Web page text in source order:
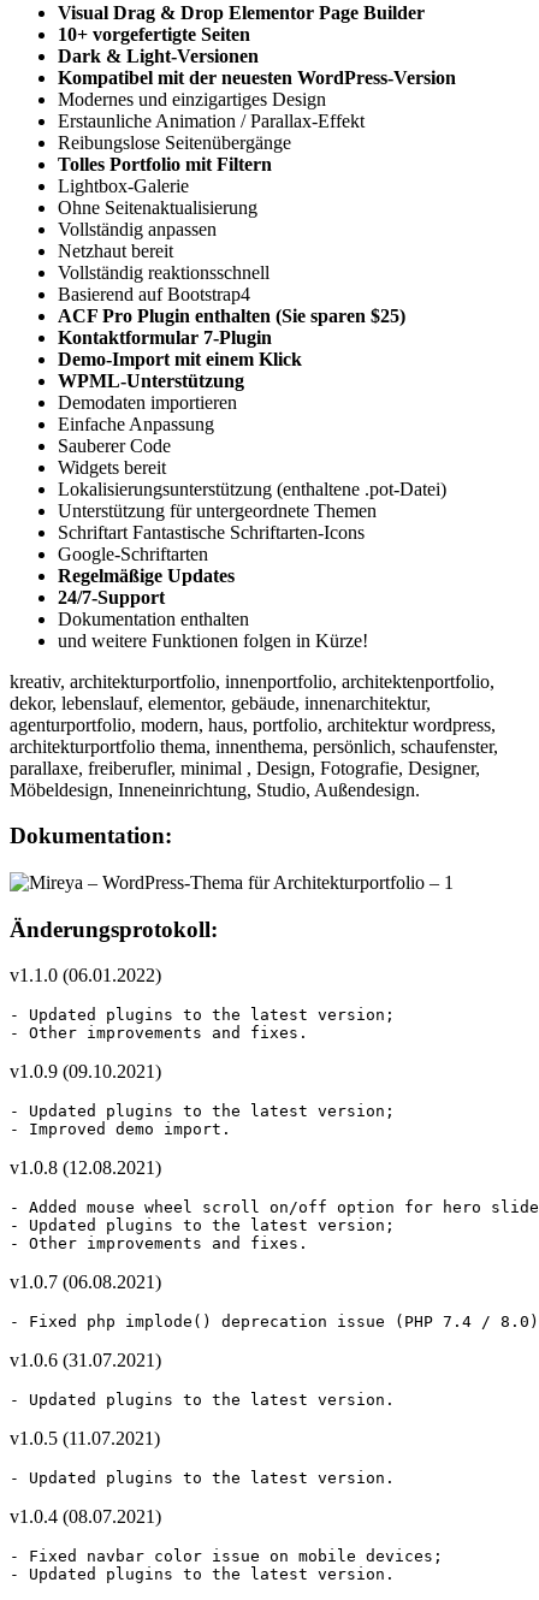
Visual Drag & Drop Elementor Page Builder
10+ vorgefertigte Seiten
Dark & ​​Light-Versionen
Kompatibel mit der neuesten WordPress-Version
Modernes und einzigartiges Design
Erstaunliche Animation / Parallax-Effekt
Reibungslose Seitenübergänge
Tolles Portfolio mit Filtern
Lightbox-Galerie
Ohne Seitenaktualisierung
Vollständig anpassen
Netzhaut bereit
Vollständig reaktionsschnell
Basierend auf Bootstrap4
ACF Pro Plugin enthalten (Sie sparen $25)
Kontaktformular 7-Plugin
Demo-Import mit einem Klick
WPML-Unterstützung
Demodaten importieren
Einfache Anpassung
Sauberer Code
Widgets bereit
Lokalisierungsunterstützung (enthaltene .pot-Datei)
Unterstützung für untergeordnete Themen
Schriftart Fantastische Schriftarten-Icons
Google-Schriftarten
Regelmäßige Updates
24/7-Support
Dokumentation enthalten
und weitere Funktionen folgen in Kürze!
kreativ, architekturportfolio, innenportfolio, architektenportfolio,
dekor, lebenslauf, elementor, gebäude, innenarchitektur,
agenturportfolio, modern, haus, portfolio, architektur wordpress,
architekturportfolio thema, innenthema, persönlich, schaufenster,
parallaxe, freiberufler, minimal , Design, Fotografie, Designer,
Möbeldesign, Inneneinrichtung, Studio, Außendesign.
Dokumentation:
Änderungsprotokoll:
v1.1.0 (06.01.2022)
- Updated plugins to the latest version;
- Other improvements and fixes.
v1.0.9 (09.10.2021)
- Updated plugins to the latest version;
- Improved demo import.
v1.0.8 (12.08.2021)
- Added mouse wheel scroll on/off option for hero
- Updated plugins to the latest version;
- Other improvements and fixes.
v1.0.7 (06.08.2021)
- Fixed php implode() deprecation issue (PHP 7.4 / 8.0)
v1.0.6 (31.07.2021)
- Updated plugins to the latest version.
v1.0.5 (11.07.2021)
- Updated plugins to the latest version.
v1.0.4 (08.07.2021)
- Fixed navbar color issue on mobile devices;
- Updated plugins to the latest version.